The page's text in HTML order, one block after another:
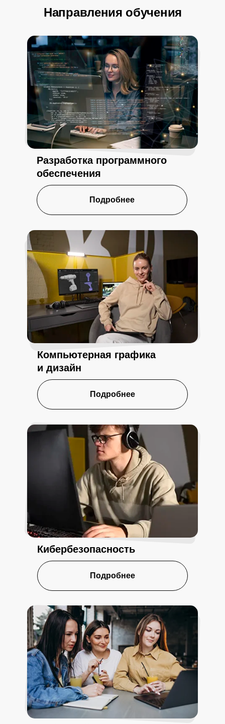
Направления обучения
Разработка программного
обеспечения
Подробнее
Компьютерная графика
и дизайн
Подробнее
Подробнее
Кибербезопасность